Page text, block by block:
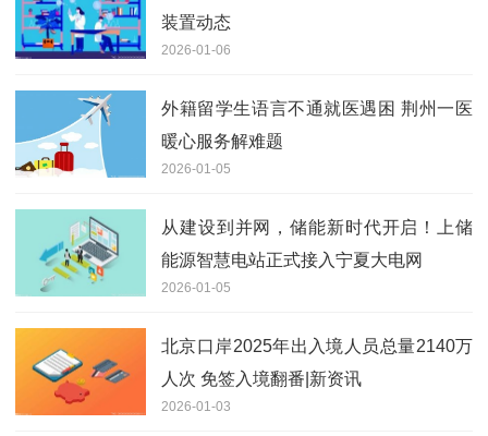
装置动态
2026-01-06
外籍留学生语言不通就医遇困 荆州一医
暖心服务解难题
2026-01-05
从建设到并网，储能新时代开启！上储
能源智慧电站正式接入宁夏大电网
2026-01-05
北京口岸2025年出入境人员总量2140万
人次 免签入境翻番|新资讯
2026-01-03